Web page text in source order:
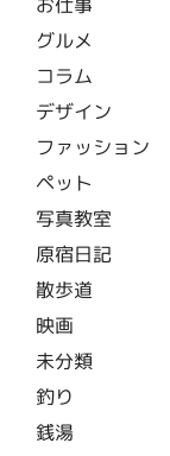
グルメ
コラム
デザイン
ファッション
ペット
写真教室
原宿日記
散歩道
映画
未分類
釣り
銭湯